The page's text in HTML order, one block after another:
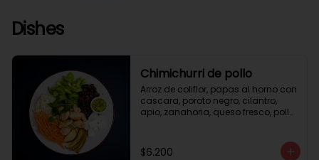
Dishes
Chimichurri de pollo
Arroz de coliflor, papas al horno con
cascara, poroto negro, cilantro,
apio, zanahoria, queso fresco, pollo
$6.200